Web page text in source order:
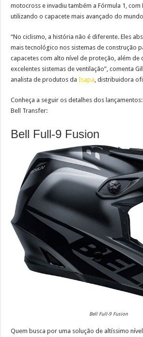
motocross e invadiu também a Fórmula 1, com
utilizando o capacete mais avançado do
“No ciclismo, a história não é diferente. Eles
mais tecnológico nos sistemas de construção
capacetes com alto nível de proteção, além de
excelentes sistemas de ventilação”, comenta
analista de produtos daIsapa, distribuidora
Conheça a seguir os detalhes dos
Bell Transfer:
Bell Full-9 Fusion
Bell Full-9 Fusion
Quem busca por uma solução de altíssimo